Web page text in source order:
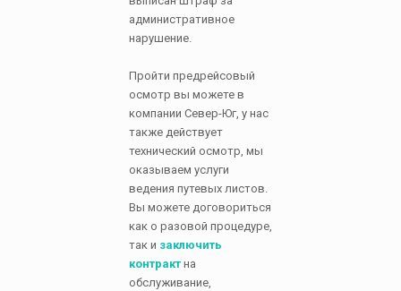
административное
нарушение.
Пройти предрейсовый
осмотр вы можете в
компании Север-Юг, у нас
также действует
технический осмотр, мы
оказываем услуги
ведения путевых листов.
Вы можете договориться
как о разовой процедуре,
так и заключить
контракт на
обслуживание,